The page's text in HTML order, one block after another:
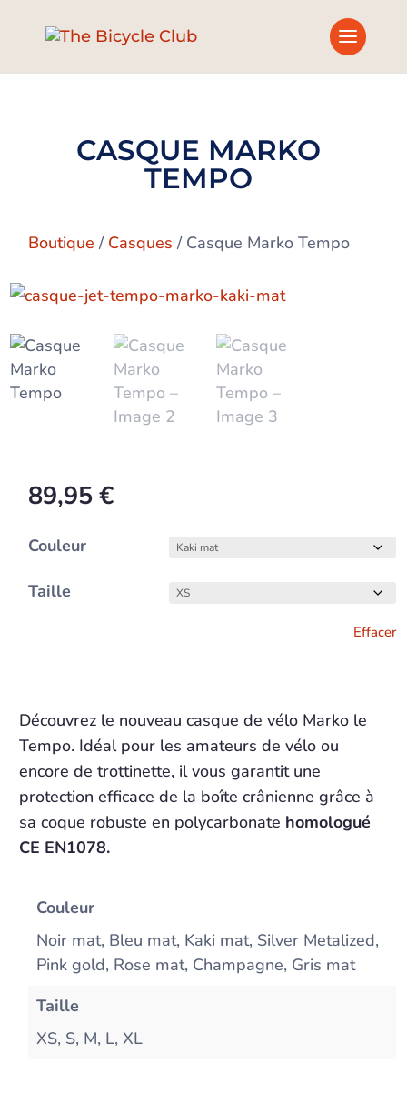
CASQUE MARKO
TEMPO
Boutique / Casques / Casque Marko Tempo
89,95€
Couleur
Taille
Effacer
Découvrez le nouveau casque de vélo Marko le
Tempo. Idéal pour les amateurs de vélo ou
encore de trottinette, il vous garantit une
protection efficace de la boîte crânienne grâce à
sa coque robuste en polycarbonate homologué
CE EN1078.
Couleur
Noir mat, Bleu mat, Kaki mat, Silver Metalized,
Pink gold, Rose mat, Champagne, Gris mat
Taille
XS, S, M, L, XL